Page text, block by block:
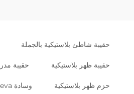
حقيبة شاطئ بلاستيكية بالجملة
حقيبة ظهر بلاستيكية حقيبة
حزم ظهر بلاستيكية وسادة eva